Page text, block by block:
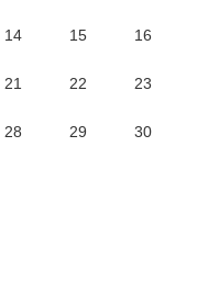
14 15 16
21 22 23
28 29 30